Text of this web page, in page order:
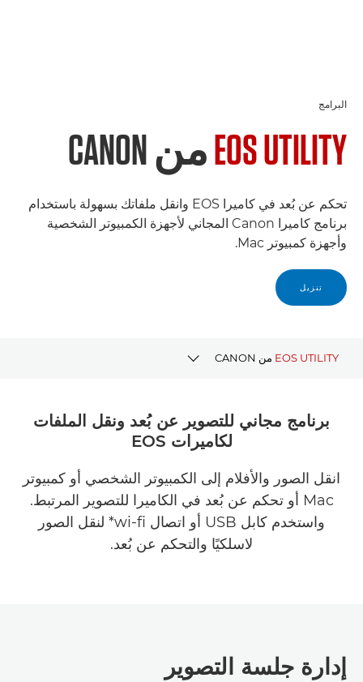
البرامج
EOS UTILITYمن CANON
تحكم عن بُعد في كاميرا EOS وانقل ملفاتك بسهولة باستخدام
برنامج كاميرا Canon المجاني لأجهزة الكمبيوتر الشخصية
وأجهزة كمبيوتر Mac.
تنزيل
EOS UTILITY من CANON
برنامج مجاني للتصوير عن بُعد ونقل الملفات
لكاميرات EOS
انقل الصور والأفلام إلى الكمبيوتر الشخصي أو كمبيوتر
Mac أو تحكم عن بُعد في الكاميرا للتصوير المرتبط.
واستخدم كابل USB أو اتصال wi-fi* لنقل الصور
لاسلكيًا والتحكم عن بُعد.
إدارة جلسة التصوير